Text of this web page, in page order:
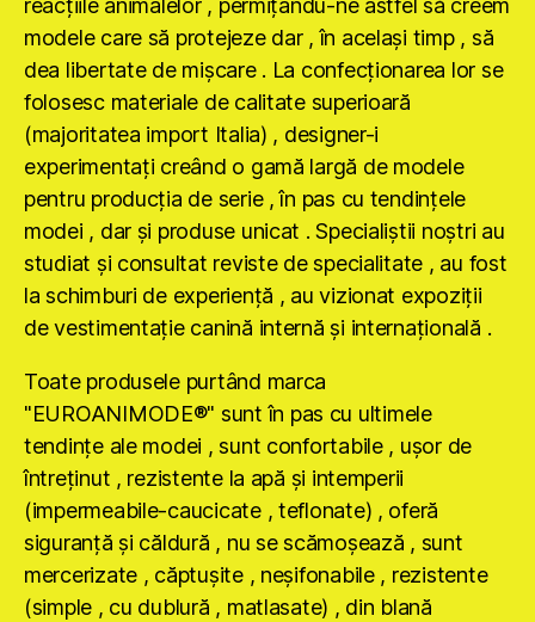
modele care să protejeze dar , în acelaşi timp , să
dea libertate de mişcare . La confecţionarea lor se
folosesc materiale de calitate superioară
(majoritatea import Italia) , designer-i
experimentaţi creând o gamă largă de modele
pentru producţia de serie , în pas cu tendinţele
modei , dar şi produse unicat . Specialiştii noştri au
studiat şi consultat reviste de specialitate , au fost
la schimburi de experienţă , au vizionat expoziţii
de vestimentaţie canină internă şi internaţională .
Toate produsele purtând marca
"EUROANIMODE®" sunt în pas cu ultimele
tendinţe ale modei , sunt confortabile , uşor de
întreţinut , rezistente la apă şi intemperii
(impermeabile-caucicate , teflonate) , oferă
siguranţă şi căldură , nu se scămoşează , sunt
mercerizate , căptuşite , neşifonabile , rezistente
(simple , cu dublură , matlasate) , din blană